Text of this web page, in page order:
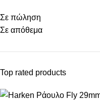
Σε πώληση
Σε απόθεμα
Top rated products